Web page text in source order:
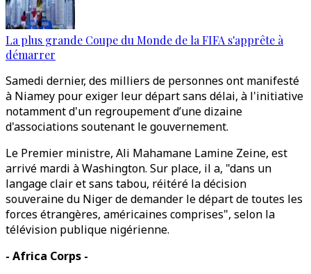
La plus grande Coupe du Monde de la FIFA s'apprête à
démarrer
Samedi dernier, des milliers de personnes ont manifesté
à Niamey pour exiger leur départ sans délai, à l'initiative
notamment d'un regroupement d’une dizaine
d'associations soutenant le gouvernement.
Le Premier ministre, Ali Mahamane Lamine Zeine, est
arrivé mardi à Washington. Sur place, il a, "dans un
langage clair et sans tabou, réitéré la décision
souveraine du Niger de demander le départ de toutes les
forces étrangères, américaines comprises", selon la
télévision publique nigérienne.
- Africa Corps -